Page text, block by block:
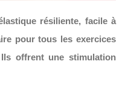
résiliente, facile à
pour tous les exercices
offrent une stimulation